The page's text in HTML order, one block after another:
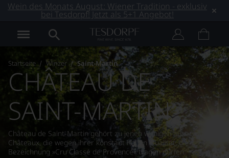
Wein des Monats August: Wiener Tradition - exklusiv
bei Tesdorpf! Jetzt als 5+1 Angebot!
Startseite Winzer Saint-Martin
CHÂTEAU DE
SAINT-MARTIN
Château de Saint-Martin gehört zu jenen wenigen auserwählten
Châteaux, die wegen ihrer konstant hohen Qualität, die
Bezeichnung »Cru Classé de Provence« tragen dürfen.